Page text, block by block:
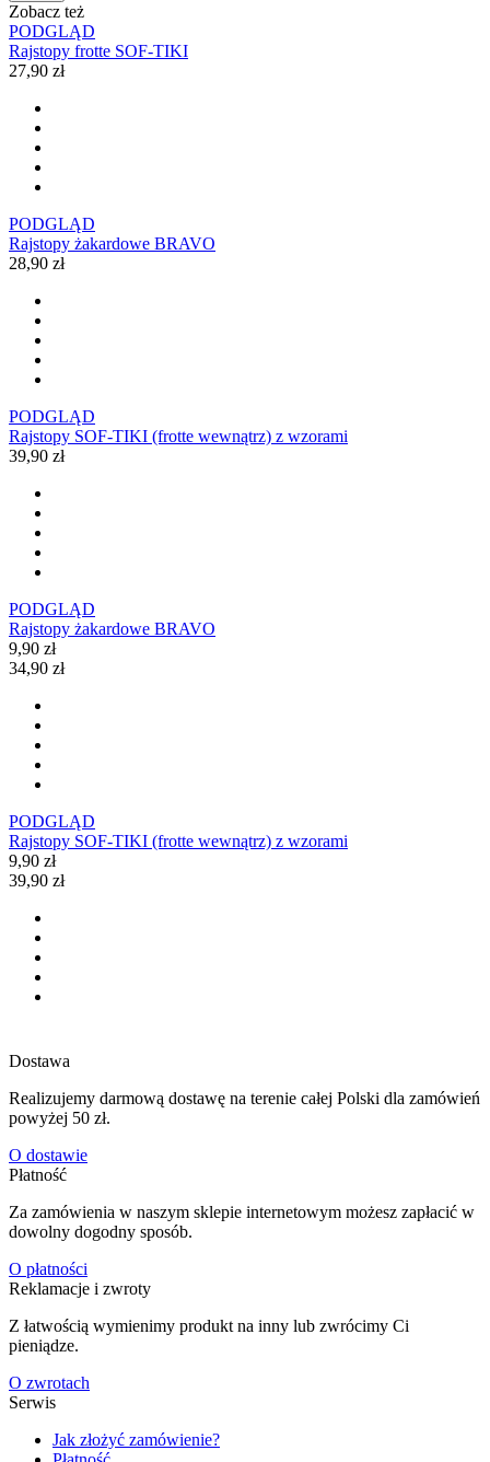
Zobacz też
PODGLĄD
Rajstopy frotte SOF-TIKI
27,90 zł
PODGLĄD
Rajstopy żakardowe BRAVO
28,90 zł
PODGLĄD
Rajstopy SOF-TIKI (frotte wewnątrz) z wzorami
39,90 zł
PODGLĄD
Rajstopy żakardowe BRAVO
9,90 zł
34,90 zł
PODGLĄD
Rajstopy SOF-TIKI (frotte wewnątrz) z wzorami
9,90 zł
39,90 zł
Dostawa
Realizujemy darmową dostawę na terenie całej Polski dla zamówień
powyżej 50 zł.
O dostawie
Płatność
Za zamówienia w naszym sklepie internetowym możesz zapłacić w
dowolny dogodny sposób.
O płatności
Reklamacje i zwroty
Z łatwością wymienimy produkt na inny lub zwrócimy Ci
pieniądze.
O zwrotach
Serwis
Jak złożyć zamówienie?